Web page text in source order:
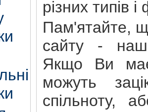
різних типів
Пам'ятайте,
сайту -
Якщо Ви
можуть
спільноту,